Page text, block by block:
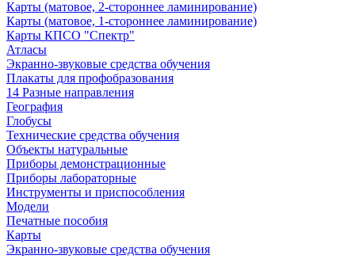
Карты (матовое, 2-стороннее ламинирование)
Карты (матовое, 1-стороннее ламинирование)
Карты КПСО "Спектр"
Атласы
Экранно-звуковые средства обучения
Плакаты для профобразования
14 Разные направления
География
Глобусы
Технические средства обучения
Объекты натуральные
Приборы демонстрационные
Приборы лабораторные
Инструменты и приспособления
Модели
Печатные пособия
Карты
Экранно-звуковые средства обучения